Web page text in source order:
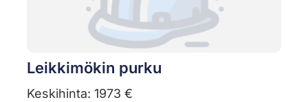
Leikkimökin purku
Keskihinta: 1973 €